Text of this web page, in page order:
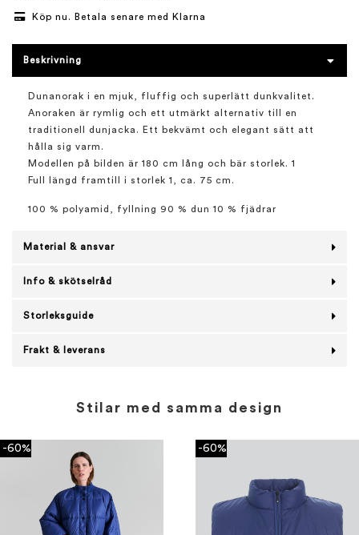
Köp nu. Betala senare med Klarna
Beskrivning
Dunanorak i en mjuk, fluffig och superlätt dunkvalitet.
Anoraken är rymlig och ett utmärkt alternativ till en
traditionell dunjacka. Ett bekvämt och elegant sätt att
hålla sig varm.
Modellen på bilden är 180 cm lång och bär storlek. 1
Full längd framtill i storlek 1, ca. 75 cm.
100 % polyamid, fyllning 90 % dun 10 % fjädrar
Material & ansvar
Info & skötselråd
Storleksguide
Frakt & leverans
Stilar med samma design
-60% -60%